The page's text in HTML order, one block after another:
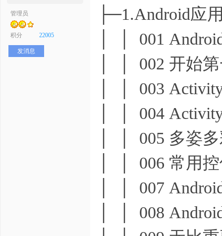
管理员
积分 22005
发消息
├─1.Android应
│ │ 001
│ │ 002 开始
│ │ 003
│ │ 004
│ │ 005 多姿
│ │ 006 常用
│ │ 007
│ │ 008